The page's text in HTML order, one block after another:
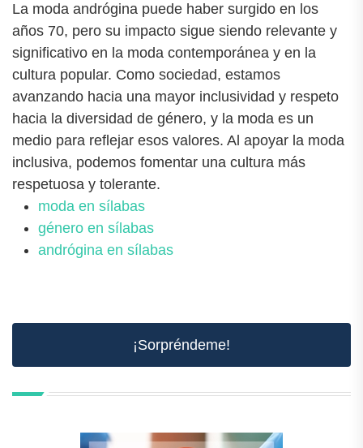
La moda andrógina puede haber surgido en los
años 70, pero su impacto sigue siendo relevante y
significativo en la moda contemporánea y en la
cultura popular. Como sociedad, estamos
avanzando hacia una mayor inclusividad y respeto
hacia la diversidad de género, y la moda es un
medio para reflejar esos valores. Al apoyar la moda
inclusiva, podemos fomentar una cultura más
respetuosa y tolerante.
moda en sílabas
género en sílabas
andrógina en sílabas
¡Sorpréndeme!